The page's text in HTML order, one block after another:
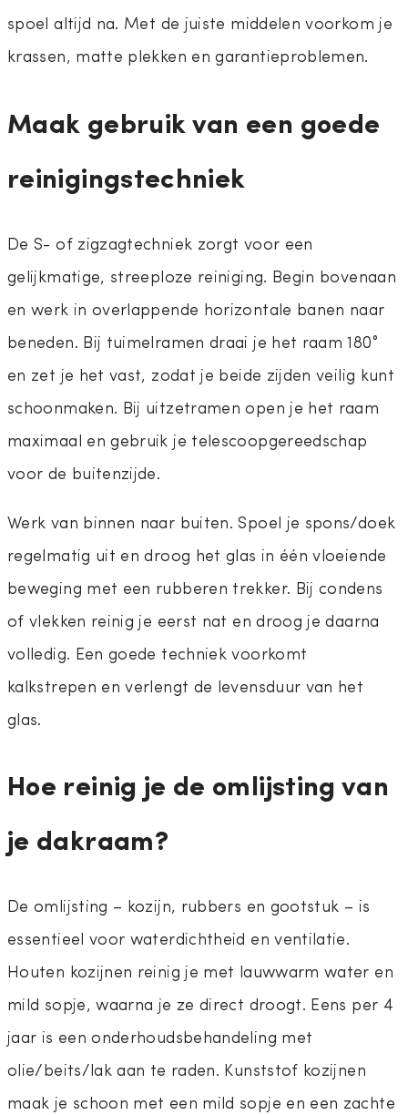
spoel altijd na. Met de juiste middelen voorkom je
krassen, matte plekken en garantieproblemen.
Maak gebruik van een goede
reinigingstechniek
De S- of zigzagtechniek zorgt voor een
gelijkmatige, streeploze reiniging. Begin bovenaan
en werk in overlappende horizontale banen naar
beneden. Bij tuimelramen draai je het raam 180°
en zet je het vast, zodat je beide zijden veilig kunt
schoonmaken. Bij uitzetramen open je het raam
maximaal en gebruik je telescoopgereedschap
voor de buitenzijde.
Werk van binnen naar buiten. Spoel je spons/doek
regelmatig uit en droog het glas in één vloeiende
beweging met een rubberen trekker. Bij condens
of vlekken reinig je eerst nat en droog je daarna
volledig. Een goede techniek voorkomt
kalkstrepen en verlengt de levensduur van het
glas.
Hoe reinig je de omlijsting van
je dakraam?
De omlijsting – kozijn, rubbers en gootstuk – is
essentieel voor waterdichtheid en ventilatie.
Houten kozijnen reinig je met lauwwarm water en
mild sopje, waarna je ze direct droogt. Eens per 4
jaar is een onderhoudsbehandeling met
olie/beits/lak aan te raden. Kunststof kozijnen
maak je schoon met een mild sopje en een zachte